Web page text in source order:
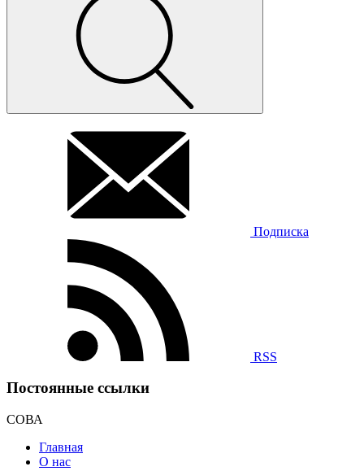
Подписка
RSS
Постоянные ссылки
СОВА
Главная
О нас